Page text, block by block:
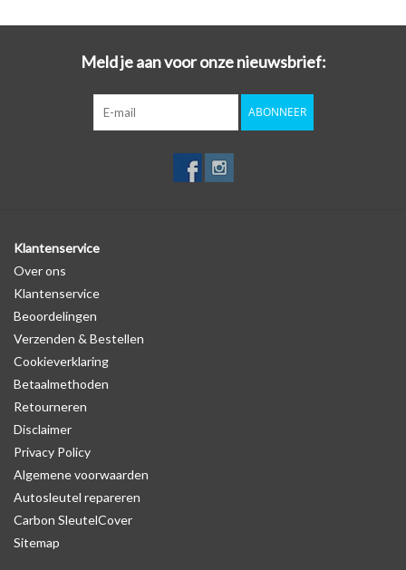
Meld je aan voor onze nieuwsbrief:
ABONNEER
Klantenservice
Over ons
Klantenservice
Beoordelingen
Verzenden & Bestellen
Cookieverklaring
Betaalmethoden
Retourneren
Disclaimer
Privacy Policy
Algemene voorwaarden
Autosleutel repareren
Carbon SleutelCover
Sitemap